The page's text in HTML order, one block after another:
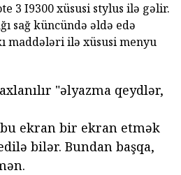
3 I9300 xüsusi stylus ilə gəlir.
sağ küncündə əldə edə
maddələri ilə xüsusi menyu
"əlyazma qeydlər,
ekran bir ekran etmək
bilər. Bundan başqa,